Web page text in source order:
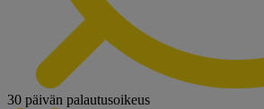
30 päivän palautusoikeus